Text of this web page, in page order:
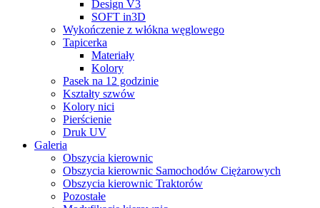
Design V3
SOFT in3D
Wykończenie z włókna węglowego
Tapicerka
Materiały
Kolory
Pasek na 12 godzinie
Kształty szwów
Kolory nici
Pierścienie
Druk UV
Galeria
Obszycia kierownic
Obszycia kierownic Samochodów Ciężarowych
Obszycia kierownic Traktorów
Pozostałe